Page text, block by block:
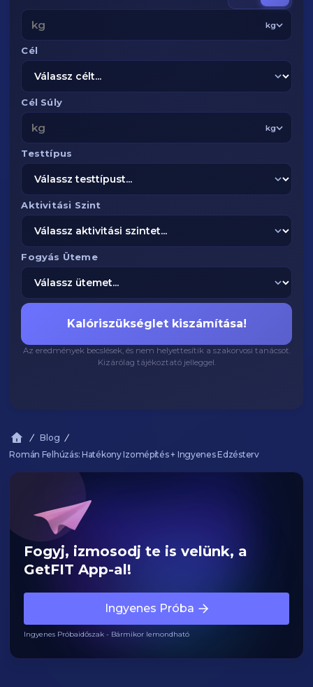
kg
Cél
Cél Súly
kg
Testtípus
Aktivitási Szint
Fogyás Üteme
Kalóriszükséglet kiszámítása!
Az eredmények becslések, és nem helyettesítik a szakorvosi tanácsot.
Kizárólag tájékoztató jelleggel.
Blog
Román Felhúzás: Hatékony Izomépítés + Ingyenes Edzésterv
Fogyj, izmosodj te is velünk, a
GetFIT App-al!
Ingyenes Próba
Ingyenes Próbaidőszak - Bármikor lemondható